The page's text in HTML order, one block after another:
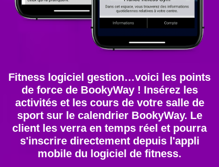
Fitness logiciel gestion…voici les points
de force de BookyWay ! Insérez les
activités et les cours de votre salle de
sport sur le calendrier BookyWay. Le
client les verra en temps réel et pourra
s'inscrire directement depuis l'appli
mobile du logiciel de fitness.